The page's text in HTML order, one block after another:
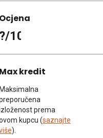
Ocjena
?/10
Max kredit
Maksimalna
prema
kupcu (saznajte
).